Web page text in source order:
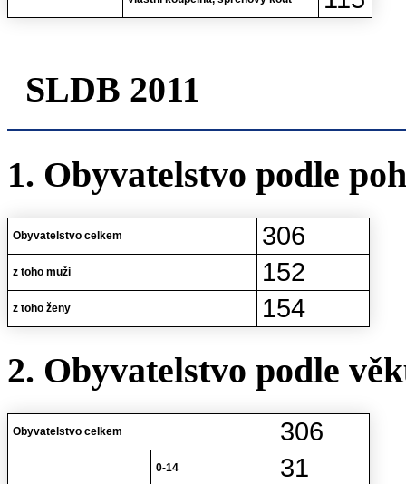
SLDB 2011
1. Obyvatelstvo podle
Obyvatelstvo celkem 306
z toho muži 152
z toho ženy 154
2. Obyvatelstvo podle
Obyvatelstvo celkem 306
0-14 31